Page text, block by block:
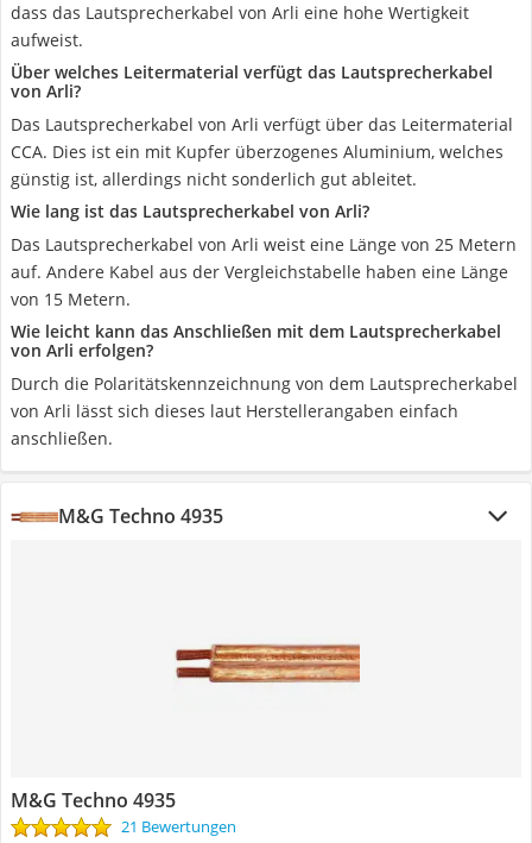
dass das Lautsprecherkabel von Arli eine hohe Wertigkeit
aufweist.
Über welches Leitermaterial verfügt das Lautsprecherkabel
von Arli?
Das Lautsprecherkabel von Arli verfügt über das Leitermaterial
CCA. Dies ist ein mit Kupfer überzogenes Aluminium, welches
günstig ist, allerdings nicht sonderlich gut ableitet.
Wie lang ist das Lautsprecherkabel von Arli?
Das Lautsprecherkabel von Arli weist eine Länge von 25 Metern
auf. Andere Kabel aus der Vergleichstabelle haben eine Länge
von 15 Metern.
Wie leicht kann das Anschließen mit dem Lautsprecherkabel
von Arli erfolgen?
Durch die Polaritätskennzeichnung von dem Lautsprecherkabel
von Arli lässt sich dieses laut Herstellerangaben einfach
anschließen.
M&G Techno 4935
M&G Techno 4935
21 Bewertungen